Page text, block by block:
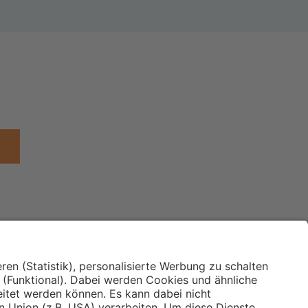
Institut für Makroökonomie
und Konjunkturforschung